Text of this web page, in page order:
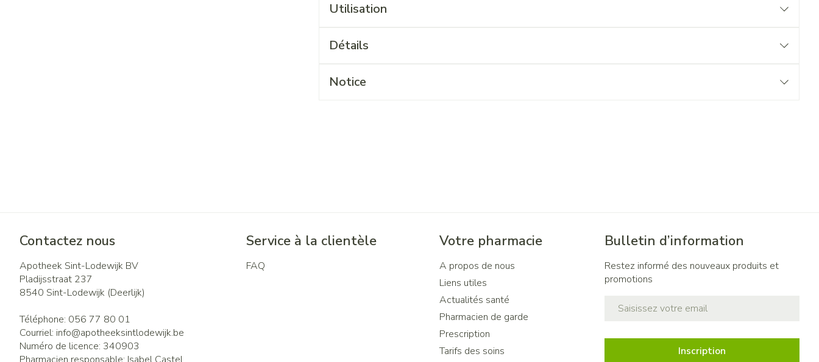
Utilisation
Détails
Notice
Contactez nous
Apotheek Sint-Lodewijk BV
Pladijsstraat 237
8540 Sint-Lodewijk (Deerlijk)
Téléphone: 056 77 80 01
Courriel: info@apotheeksintlodewijk.be
Numéro de licence: 340903
Service à la clientèle
FAQ
Votre pharmacie
A propos de nous
Liens utiles
Actualités santé
Pharmacien de garde
Prescription
Tarifs des soins
Bulletin d’information
Restez informé des nouveaux produits et
promotions
Inscription